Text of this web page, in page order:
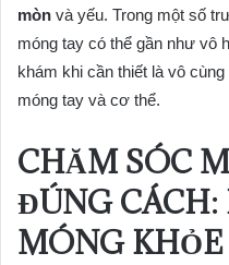
mòn và yếu. Trong một số
móng tay có thể gần như vô
khám khi cần thiết là vô
móng tay và cơ thể.
CHĂM SÓC
ĐÚNG CÁCH:
MÓNG